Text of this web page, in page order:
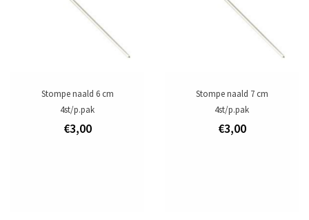
Stompe naald 6 cm
4st/p.pak
€3,00
Stompe naald 7 cm
4st/p.pak
€3,00